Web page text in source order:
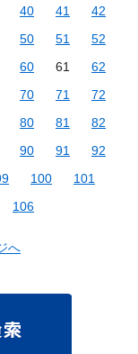
40 41
42
50 51
52
60 61
62
70 71
72
80 81
82
90 91
92
100
101
106
へ